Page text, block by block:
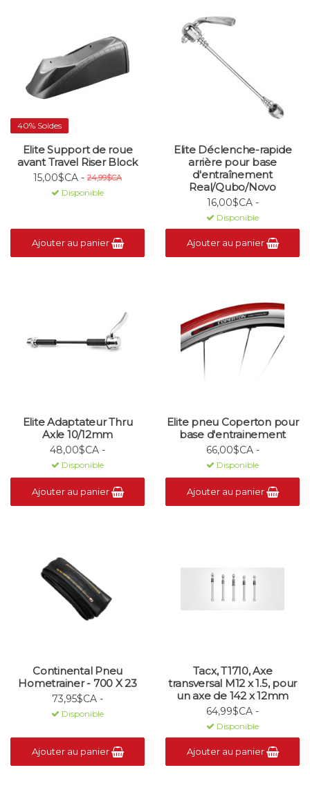
40% Soldes
Elite Support de roue
avant Travel Riser Block
15,00$CA - 24,99$CA
Disponible
Ajouter au panier
Elite Déclenche-rapide
arrière pour base
d'entraînement
Real/Qubo/Novo
16,00$CA -
Disponible
Ajouter au panier
Elite Adaptateur Thru
Axle 10/12mm
48,00$CA -
Disponible
Ajouter au panier
Elite pneu Coperton pour
base d'entrainement
66,00$CA -
Disponible
Ajouter au panier
Continental Pneu
Hometrainer - 700 X 23
73,95$CA -
Disponible
Ajouter au panier
Tacx, T1710, Axe
transversal M12 x 1.5, pour
un axe de 142 x 12mm
64,99$CA -
Disponible
Ajouter au panier